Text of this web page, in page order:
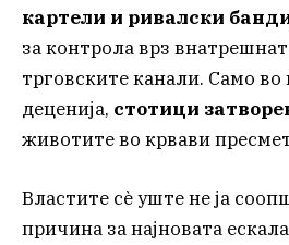
картели и ривалски
за контрола врз
трговските канали. Само
деценија, стотици
животите во крвави
Властите сè уште не ја
причина за најновата